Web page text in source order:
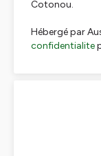
Cotonou.
Hébergé par
confidentialite